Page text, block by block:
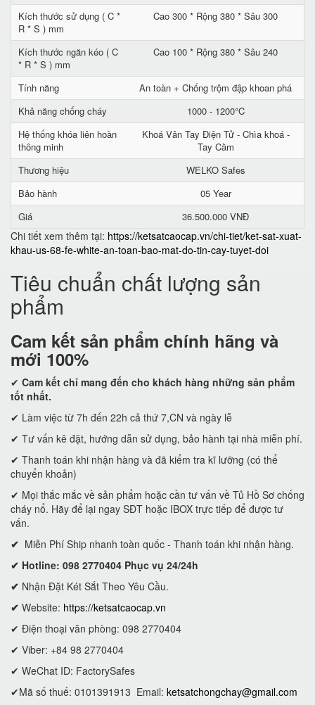
Kích thước sử dụng ( C *
R * S ) mm
Cao 300 * Rộng 380 * Sâu 300
Kích thước ngăn kéo ( C
* R * S ) mm
Cao 100 * Rộng 380 * Sâu 240
Tính năng
An toàn + Chống trộm đập khoan phá
Khả năng chống cháy
1000 - 1200°C
Hệ thống khóa liên hoàn
thông minh
Khoá Vân Tay Điện Tử - Chìa khoá -
Tay Cầm
Thương hiệu
WELKO Safes
Bảo hành
05 Year
Giá
36.500.000 VNĐ
Chi tiết xem thêm tại: https://ketsatcaocap.vn/chi-tiet/ket-sat-xuat-
khau-us-68-fe-white-an-toan-bao-mat-do-tin-cay-tuyet-doi
Tiêu chuẩn chất lượng sản
phẩm
Cam kết sản phẩm chính hãng và
mới 100%
✔ Cam kết chỉ mang đến cho khách hàng những sản phẩm
tốt nhất.
✔ Làm việc từ 7h đến 22h cả thứ 7,CN và ngày lễ
✔ Tư vấn kê đặt, hướng dẫn sử dụng, bảo hành tại nhà miễn phí.
✔ Thanh toán khi nhận hàng và đã kiểm tra kĩ lưỡng (có thể
chuyển khoản)
✔ Mọi thắc mắc về sản phẩm hoặc cần tư vấn về Tủ Hồ Sơ chống
cháy nổ. Hãy để lại ngay SĐT hoặc IBOX trực tiếp để được tư
vấn.
✔ Miễn Phí Ship nhanh toàn quốc - Thanh toán khi nhận hàng.
✔ Hotline: 098 2770404 Phục vụ 24/24h
✔ Nhận Đặt Két Sắt Theo Yêu Cầu.
✔ Website: https://ketsatcaocap.vn
✔ Điện thoại văn phòng: 098 2770404
✔ Viber: +84 98 2770404
✔ WeChat ID: FactorySafes
✔Mã số thuế: 0101391913 Email: ketsatchongchay@gmail.com